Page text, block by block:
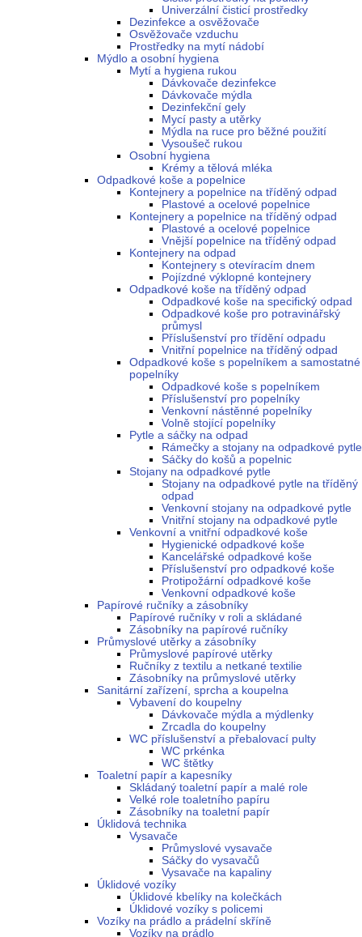
Univerzální čisticí prostředky
Dezinfekce a osvěžovače
Osvěžovače vzduchu
Prostředky na mytí nádobí
Mýdlo a osobní hygiena
Mytí a hygiena rukou
Dávkovače dezinfekce
Dávkovače mýdla
Dezinfekční gely
Mycí pasty a utěrky
Mýdla na ruce pro běžné použití
Vysoušeč rukou
Osobní hygiena
Krémy a tělová mléka
Odpadkové koše a popelnice
Kontejnery a popelnice na tříděný odpad
Plastové a ocelové popelnice
Kontejnery a popelnice na tříděný odpad
Plastové a ocelové popelnice
Vnější popelnice na tříděný odpad
Kontejnery na odpad
Kontejnery s otevíracím dnem
Pojízdné výklopné kontejnery
Odpadkové koše na tříděný odpad
Odpadkové koše na specifický odpad
Odpadkové koše pro potravinářský
průmysl
Příslušenství pro třídění odpadu
Vnitřní popelnice na tříděný odpad
Odpadkové koše s popelníkem a samostatné
popelníky
Odpadkové koše s popelníkem
Příslušenství pro popelníky
Venkovní nástěnné popelníky
Volně stojící popelníky
Pytle a sáčky na odpad
Rámečky a stojany na odpadkové pytle
Sáčky do košů a popelnic
Stojany na odpadkové pytle
Stojany na odpadkové pytle na tříděný
odpad
Venkovní stojany na odpadkové pytle
Vnitřní stojany na odpadkové pytle
Venkovní a vnitřní odpadkové koše
Hygienické odpadkové koše
Kancelářské odpadkové koše
Příslušenství pro odpadkové koše
Protipožární odpadkové koše
Venkovní odpadkové koše
Papírové ručníky a zásobníky
Papírové ručníky v roli a skládané
Zásobníky na papírové ručníky
Průmyslové utěrky a zásobníky
Průmyslové papírové utěrky
Ručníky z textilu a netkané textilie
Zásobníky na průmyslové utěrky
Sanitární zařízení, sprcha a koupelna
Vybavení do koupelny
Dávkovače mýdla a mýdlenky
Zrcadla do koupelny
WC příslušenství a přebalovací pulty
WC prkénka
WC štětky
Toaletní papír a kapesníky
Skládaný toaletní papír a malé role
Velké role toaletního papíru
Zásobníky na toaletní papír
Úklidová technika
Vysavače
Průmyslové vysavače
Sáčky do vysavačů
Vysavače na kapaliny
Úklidové vozíky
Úklidové kbelíky na kolečkách
Úklidové vozíky s policemi
Vozíky na prádlo a prádelní skříně
Vozíky na prádlo